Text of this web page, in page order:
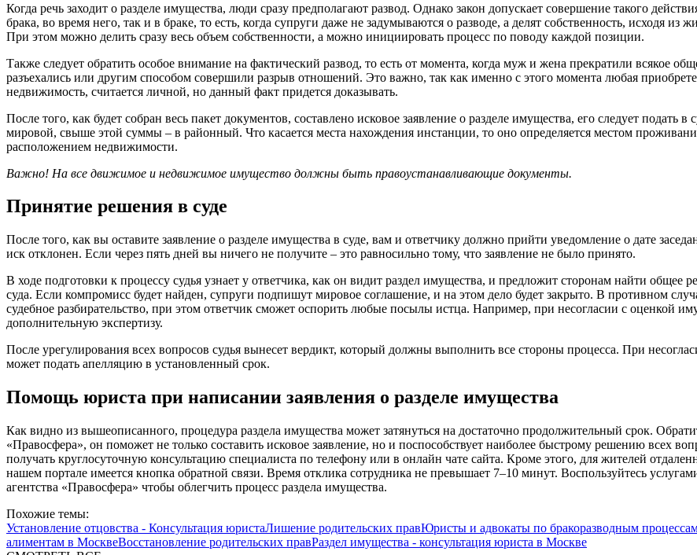
Когда речь заходит о разделе имущества, люди сразу предполагают развод. Однако закон допускает совершение такого
брака, во время него, так и в браке, то есть, когда супруги даже не задумываются о разводе, а делят собственность, исходя из
При этом можно делить сразу весь объем собственности, а можно инициировать процесс по поводу каждой позиции.
Также следует обратить особое внимание на фактический развод, то есть от момента, когда муж и жена прекратили всякое
разъехались или другим способом совершили разрыв отношений. Это важно, так как именно с этого момента любая
недвижимость, считается личной, но данный факт придется доказывать.
После того, как будет собран весь пакет документов, составлено исковое заявление о разделе имущества, его следует подать в
мировой, свыше этой суммы – в районный. Что касается места нахождения инстанции, то оно определяется местом
расположением недвижимости.
Важно! На все движимое и недвижимое имущество должны быть правоустанавливающие документы.
Принятие решения в суде
После того, как вы оставите заявление о разделе имущества в суде, вам и ответчику должно прийти уведомление о дате
иск отклонен. Если через пять дней вы ничего не получите – это равносильно тому, что заявление не было принято.
В ходе подготовки к процессу судья узнает у ответчика, как он видит раздел имущества, и предложит сторонам найти общее
суда. Если компромисс будет найден, супруги подпишут мировое соглашение, и на этом дело будет закрыто. В противном
судебное разбирательство, при этом ответчик сможет оспорить любые посылы истца. Например, при несогласии с оценкой
дополнительную экспертизу.
После урегулирования всех вопросов судья вынесет вердикт, который должны выполнить все стороны процесса. При
может подать апелляцию в установленный срок.
Помощь юриста при написании заявления о разделе имущества
Как видно из вышеописанного, процедура раздела имущества может затянуться на достаточно продолжительный срок.
«Правосфера», он поможет не только составить исковое заявление, но и поспособствует наиболее быстрому решению всех
получать круглосуточную консультацию специалиста по телефону или в онлайн чате сайта. Кроме этого, для жителей
нашем портале имеется кнопка обратной связи. Время отклика сотрудника не превышает 7–10 минут. Воспользуйтесь
агентства «Правосфера» чтобы облегчить процесс раздела имущества.
Похожие темы:
Установление отцовства - Консультация юристаЛишение родительских правЮристы и адвокаты по бракоразводным
алиментам в МосквеВосстановление родительских правРаздел имущества - консультация юриста в Москве